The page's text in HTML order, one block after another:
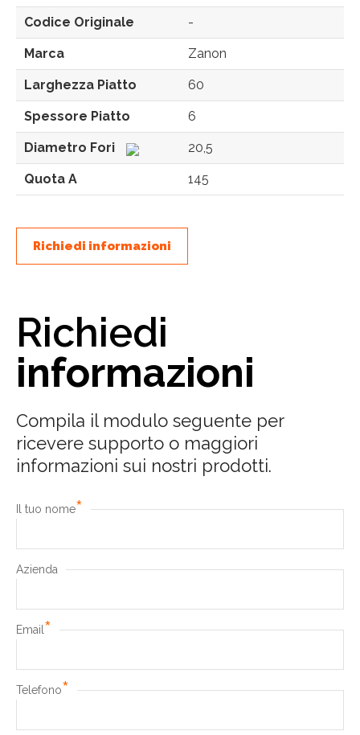
Codice Originale -
Marca Zanon
Larghezza Piatto 60
Spessore Piatto 6
Diametro Fori 20,5
Quota A 145
Richiedi informazioni
Richiedi
informazioni
Compila il modulo seguente per
ricevere supporto o maggiori
informazioni sui nostri prodotti.
Il tuo nome*
Azienda
Email*
Telefono*